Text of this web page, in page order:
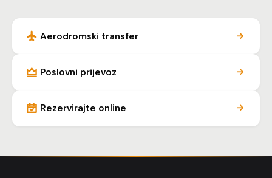
Aerodromski transfer
Poslovni prijevoz
Rezervirajte online